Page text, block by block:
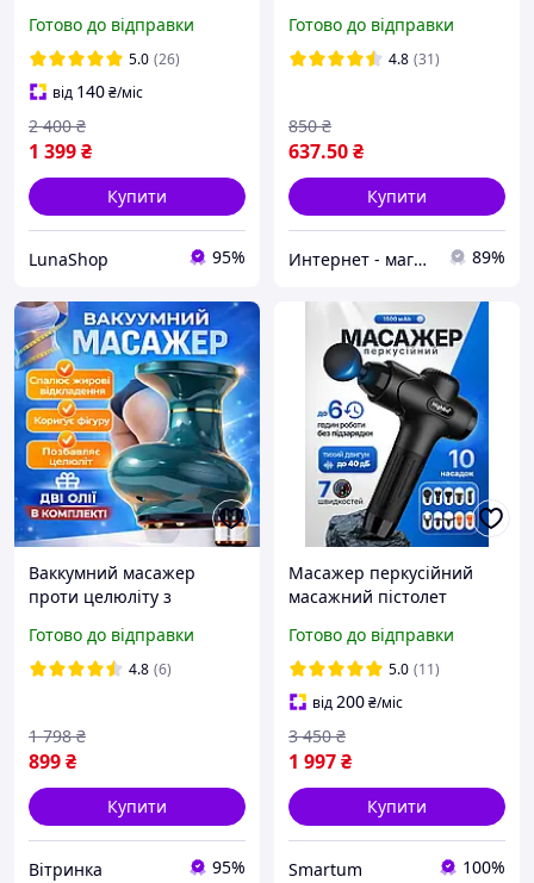
Готово до відправки
5.0 (26)
від 140₴/міс
1 399₴
2 400 ₴
Купити
LunaShop 95%
профессиональный, 9
режимов, 14400 об/мин,
Готово до відправки
4.8 (31)
637.50₴
850 ₴
Купити
Интернет - магазин "Грядка" 89%
Ваккумний масажер
проти целюліту з
режимів роботи для
корекції фігури
Готово до відправки
4.8 (6)
899₴
1 798 ₴
Купити
Вітринка 95%
Масажер перкусійний
масажний пістолет
для тіла спини шиї 7
швидкостей Highbo X7
Готово до відправки
5.0 (11)
від200₴/міс
1 997₴
3 450 ₴
Купити
Smartum 100%